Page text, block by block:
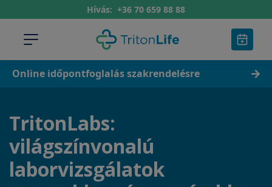
Hívás: +36 70 659 88 88
Online időpontfoglalás szakrendelésre
TritonLabs:
világszínvonalú
laborvizsgálatok